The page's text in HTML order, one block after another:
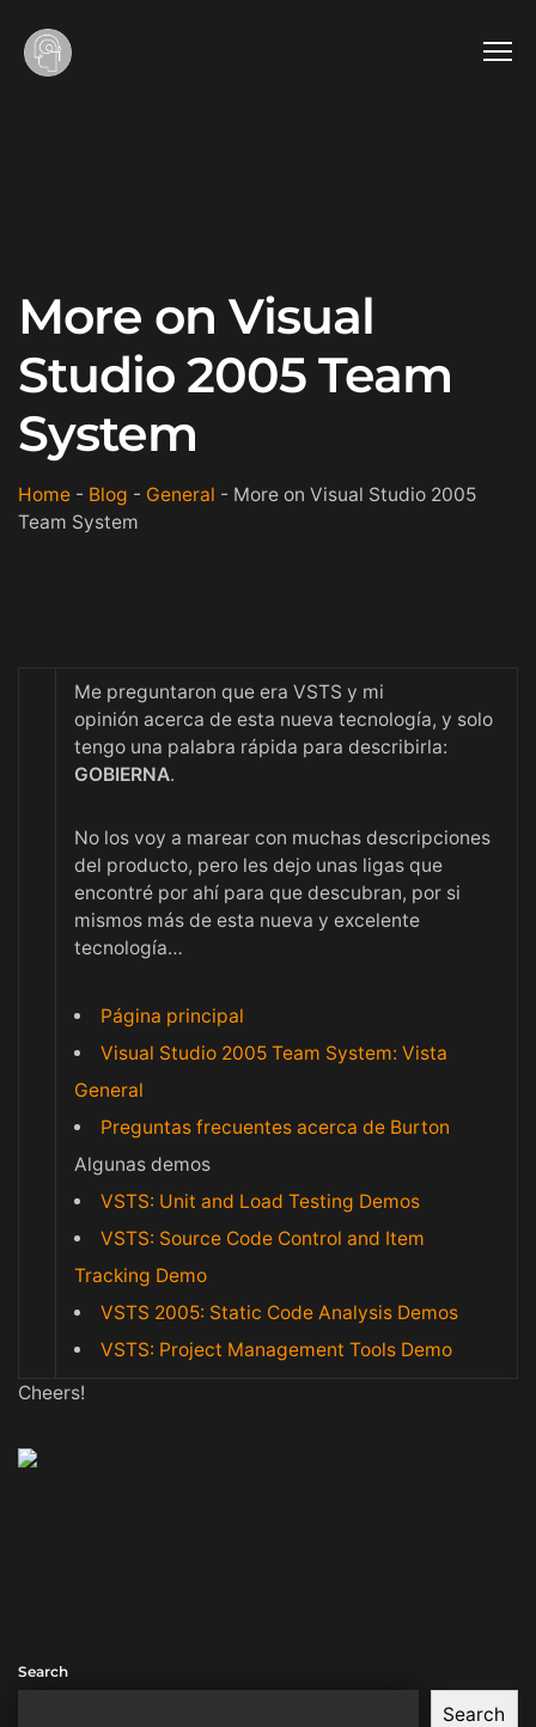
More on Visual
Studio 2005 Team
System
Home - Blog - General - More on Visual Studio 2005
Team System
Me preguntaron que era VSTS y mi
opinión acerca de esta nueva tecnología, y solo
tengo una palabra rápida para describirla:
GOBIERNA.
No los voy a marear con muchas descripciones
del producto, pero les dejo unas ligas que
encontré por ahí para que descubran, por si
mismos más de esta nueva y excelente
tecnología…
Página principal
Visual Studio 2005 Team System: Vista
General
Preguntas frecuentes acerca de Burton
Algunas demos
VSTS: Unit and Load Testing Demos
VSTS: Source Code Control and Item
Tracking Demo
VSTS 2005: Static Code Analysis Demos
VSTS: Project Management Tools Demo
Cheers!
Search
Search